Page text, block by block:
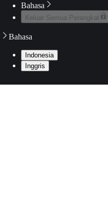
Bahasa
Keluar Semua Perangkat
Bahasa
Indonesia
Inggris